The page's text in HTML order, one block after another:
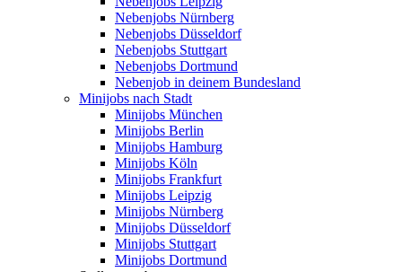
Nebenjobs Nürnberg
Nebenjobs Düsseldorf
Nebenjobs Stuttgart
Nebenjobs Dortmund
Nebenjob in deinem Bundesland
Minijobs nach Stadt
Minijobs München
Minijobs Berlin
Minijobs Hamburg
Minijobs Köln
Minijobs Frankfurt
Minijobs Leipzig
Minijobs Nürnberg
Minijobs Düsseldorf
Minijobs Stuttgart
Minijobs Dortmund